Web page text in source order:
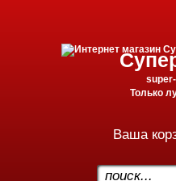
Только
Ваша